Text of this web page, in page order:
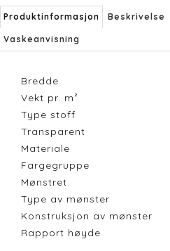
Produktinformasjon Beskrivelse
Vaskeanvisning
Bredde
Vekt pr. m²
Type stoff
Transparent
Materiale
Fargegruppe
Mønstret
Type av mønster
Konstruksjon av mønster
Rapport høyde